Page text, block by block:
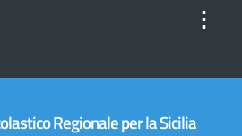
⋮
Regionale per la Sicilia